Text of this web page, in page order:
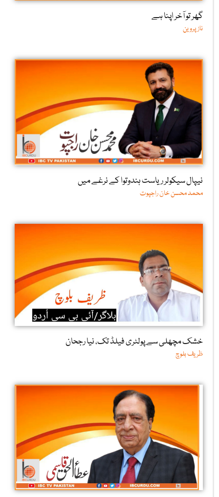
گھر تو آخر اپنا ہے
ناز پروین
نیپال سیکولر ریاست ہندوتوا کے نرغے میں
محمد محسن خان راجپوت
خشک مچھلی سے پولٹری فیلڈ تک، نیا رجحان
ظریف بلوچ